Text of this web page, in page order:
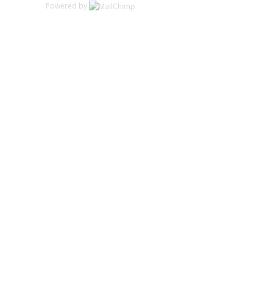
Powered by